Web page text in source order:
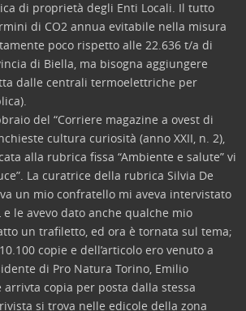
di proprietà degli Enti Locali. Il tutto
di CO2 annua evitabile nella misura
poco rispetto alle 22.636 t/a di
di Biella, ma bisogna aggiungere
dalle centrali termoelettriche per
del “Corriere magazine a ovest di
cultura curiosità (anno XXII, n. 2),
alla rubrica fissa “Ambiente e salute” vi
La curatrice della rubrica Silvia De
un mio confratello mi aveva intervistato
e le avevo dato anche qualche mio
un trafiletto, ed ora è tornata sul tema;
copie e dell’articolo ero venuto a
di Pro Natura Torino, Emilio
arrivta copia per posta dalla stessa
si trova nelle edicole della zona